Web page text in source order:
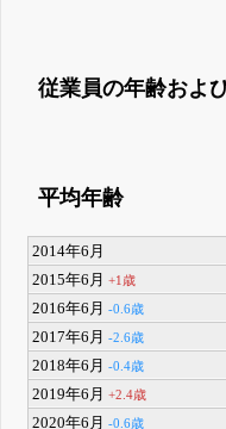
従業員の年齢およ
平均年齢
2014年6月
2015年6月+1歳
2016年6月-0.6歳
2017年6月-2.6歳
2018年6月-0.4歳
2019年6月+2.4歳
2020年6月-0.6歳